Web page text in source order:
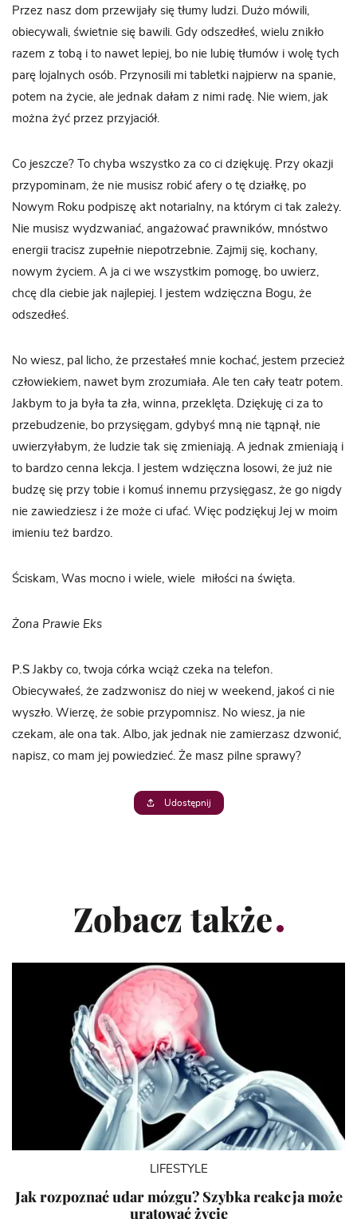
Przez nasz dom przewijały się tłumy ludzi. Dużo mówili,
obiecywali, świetnie się bawili. Gdy odszedłeś, wielu znikło
razem z tobą i to nawet lepiej, bo nie lubię tłumów i wolę tych
parę lojalnych osób. Przynosili mi tabletki najpierw na spanie,
potem na życie, ale jednak dałam z nimi radę. Nie wiem, jak
można żyć przez przyjaciół.
Co jeszcze? To chyba wszystko za co ci dziękuję. Przy okazji
przypominam, że nie musisz robić afery o tę działkę, po
Nowym Roku podpiszę akt notarialny, na którym ci tak zależy.
Nie musisz wydzwaniać, angażować prawników, mnóstwo
energii tracisz zupełnie niepotrzebnie. Zajmij się, kochany,
nowym życiem. A ja ci we wszystkim pomogę, bo uwierz,
chcę dla ciebie jak najlepiej. I jestem wdzięczna Bogu, że
odszedłeś.
No wiesz, pal licho, że przestałeś mnie kochać, jestem przecież
człowiekiem, nawet bym zrozumiała. Ale ten cały teatr potem.
Jakbym to ja była ta zła, winna, przeklęta. Dziękuję ci za to
przebudzenie, bo przysięgam, gdybyś mną nie tąpnął, nie
uwierzyłabym, że ludzie tak się zmieniają. A jednak zmieniają i
to bardzo cenna lekcja. I jestem wdzięczna losowi, że już nie
budzę się przy tobie i komuś innemu przysięgasz, że go nigdy
nie zawiedziesz i że może ci ufać. Więc podziękuj Jej w moim
imieniu też bardzo.
Ściskam, Was mocno i wiele, wiele miłości na święta.
Żona Prawie Eks
P.S Jakby co, twoja córka wciąż czeka na telefon.
Obiecywałeś, że zadzwonisz do niej w weekend, jakoś ci nie
wyszło. Wierzę, że sobie przypomnisz. No wiesz, ja nie
czekam, ale ona tak. Albo, jak jednak nie zamierzasz dzwonić,
napisz, co mam jej powiedzieć. Że masz pilne sprawy?
Udostępnij
Zobacz także
LIFESTYLE
Jak rozpoznać udar mózgu? Szybka reakcja może
uratować życie